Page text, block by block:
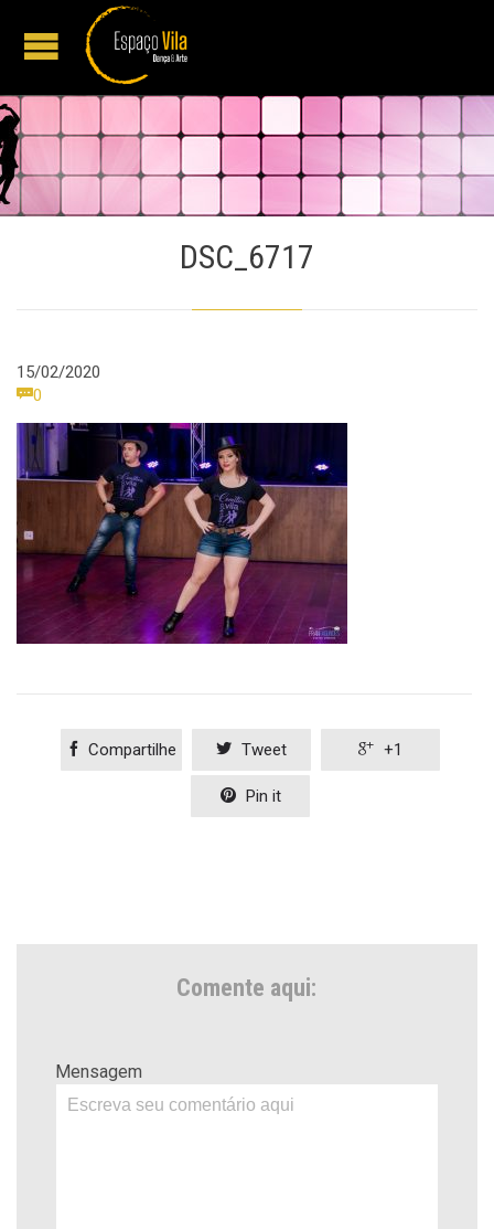
DSC_6717
15/02/2020
0
 Compartilhe  Tweet  +1
 Pin it
Comente aqui:
Mensagem